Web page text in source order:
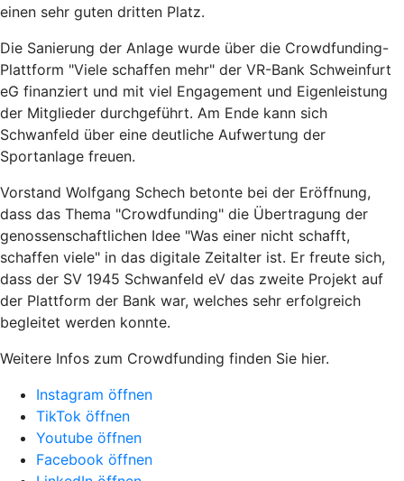
einen sehr guten dritten Platz.
Die Sanierung der Anlage wurde über die Crowdfunding-
Plattform "Viele schaffen mehr" der VR-Bank Schweinfurt
eG finanziert und mit viel Engagement und Eigenleistung
der Mitglieder durchgeführt. Am Ende kann sich
Schwanfeld über eine deutliche Aufwertung der
Sportanlage freuen.
Vorstand Wolfgang Schech betonte bei der Eröffnung,
dass das Thema "Crowdfunding" die Übertragung der
genossenschaftlichen Idee "Was einer nicht schafft,
schaffen viele" in das digitale Zeitalter ist. Er freute sich,
dass der SV 1945 Schwanfeld eV das zweite Projekt auf
der Plattform der Bank war, welches sehr erfolgreich
begleitet werden konnte.
Weitere Infos zum Crowdfunding finden Sie hier.
Instagram öffnen
TikTok öffnen
Youtube öffnen
Facebook öffnen